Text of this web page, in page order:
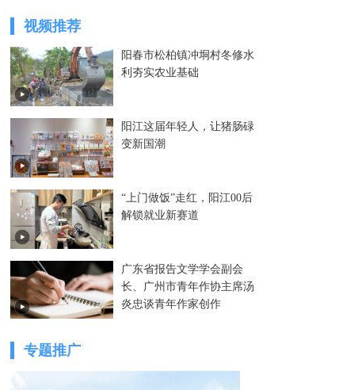
视频推荐
阳春市松柏镇冲垌村冬修水
利夯实农业基础
阳江这届年轻人，让猪肠碌
变新国潮
“上门做饭”走红，阳江00后
解锁就业新赛道
广东省报告文学学会副会
长、广州市青年作协主席汤
炎忠谈青年作家创作
专题推广